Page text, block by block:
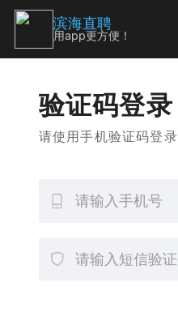
验证码登录
请使用手机验证码登录
滨海直聘
用app更方便！